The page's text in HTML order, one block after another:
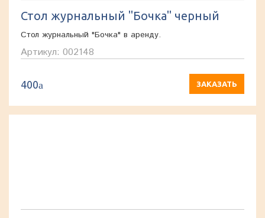
Стол журнальный "Бочка" черный
Стол журнальный "Бочка" в аренду.
Артикул: 002148
400a ЗАКАЗАТЬ